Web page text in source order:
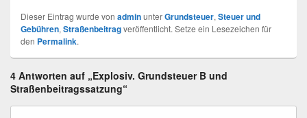
Dieser Eintrag wurde von adminunterGrundsteuer, Steuer und
Gebühren, Straßenbeitragveröffentlicht. Setze ein Lesezeichen für
den Permalink.
4 Antworten auf „Explosiv. Grundsteuer B und
Straßenbeitragssatzung“